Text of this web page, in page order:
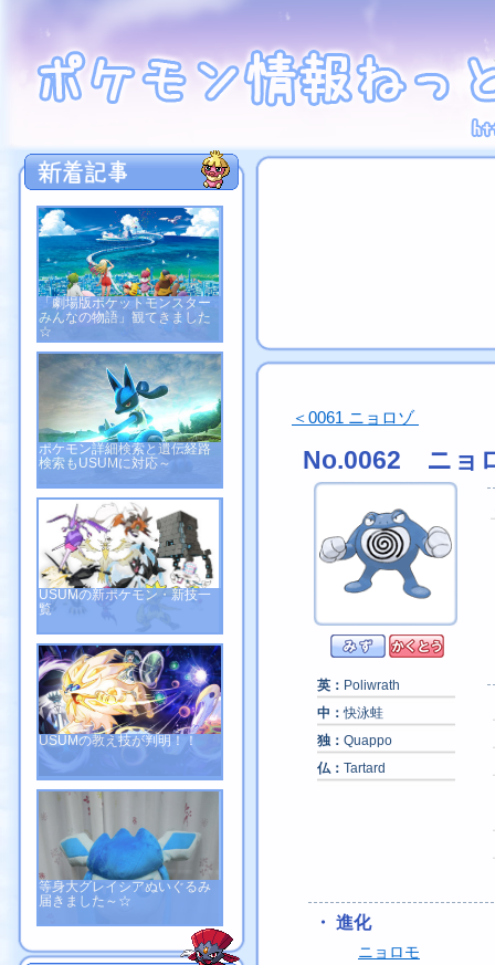
「劇場版ポケットモンスター
みんなの物語」観てきました
☆
ポケモン詳細検索と遺伝経路
検索もUSUMに対応～
USUMの新ポケモン・新技一
覧
USUMの教え技が判明！！
等身大グレイシアぬいぐるみ
届きました～☆
＜0061 ニョロゾ
No.0062 ニョ
英： Poliwrath
中：快泳蛙
独： Quappo
仏： Tartard
・ 進化
ニョロモ